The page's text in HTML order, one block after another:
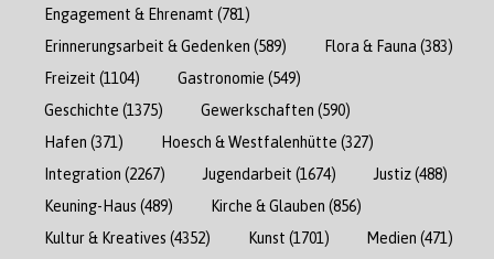
Engagement & Ehrenamt (781)
Erinnerungsarbeit & Gedenken (589) Flora & Fauna (383)
Freizeit (1104) Gastronomie (549)
Geschichte (1375) Gewerkschaften (590)
Hafen (371) Hoesch & Westfalenhütte (327)
Integration (2267) Jugendarbeit (1674) Justiz(488)
Keuning-Haus (489) Kirche & Glauben (856)
Kultur & Kreatives (4352) Kunst (1701) Medien (471)